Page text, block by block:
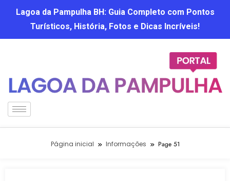
Lagoa da Pampulha BH: Guia Completo com Pontos
Turísticos, História, Fotos e Dicas Incríveis!
Página inicial Informações Page 51